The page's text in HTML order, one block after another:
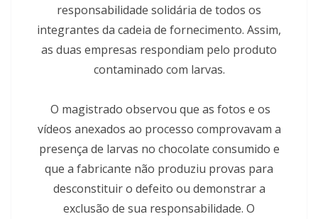
responsabilidade solidária de todos os
integrantes da cadeia de fornecimento. Assim,
as duas empresas respondiam pelo produto
contaminado com larvas.
O magistrado observou que as fotos e os
vídeos anexados ao processo comprovavam a
presença de larvas no chocolate consumido e
que a fabricante não produziu provas para
desconstituir o defeito ou demonstrar a
exclusão de sua responsabilidade. O